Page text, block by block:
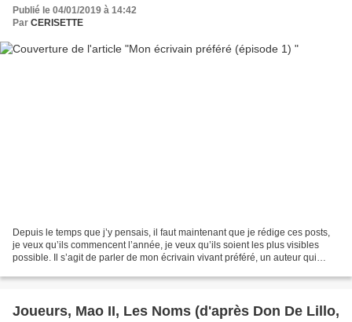
Publié le 04/01/2019 à 14:42
Par CERISETTE
Depuis le temps que j’y pensais, il faut maintenant que je rédige ces posts,
je veux qu’ils commencent l’année, je veux qu’ils soient les plus visibles
possible. Il s’agit de parler de mon écrivain vivant préféré, un auteur qui
Joueurs, Mao II, Les Noms (d'après Don De Lillo,